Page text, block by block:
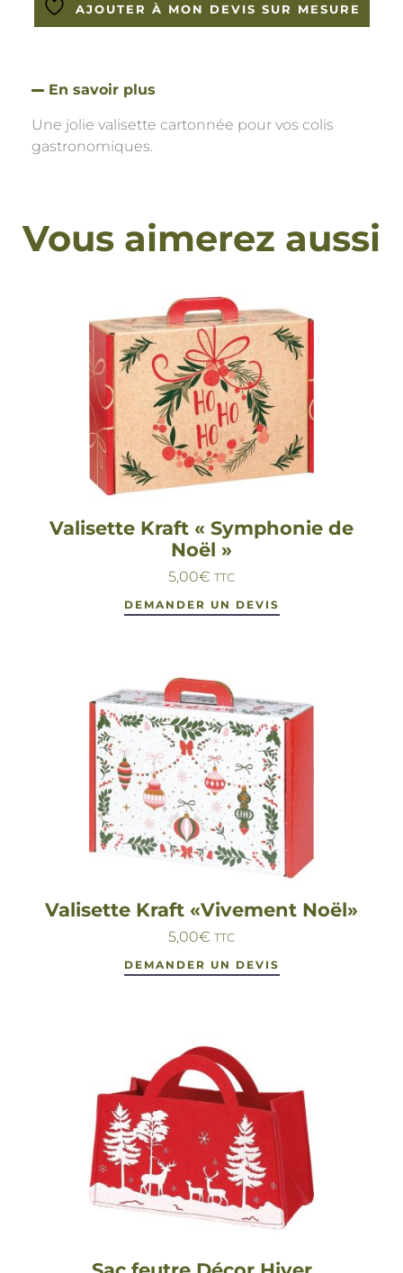
AJOUTER À MON DEVIS SUR MESURE
En savoir plus
Une jolie valisette cartonnée pour vos colis
gastronomiques.
Vous aimerez aussi
Valisette Kraft « Symphonie de
Noël »
5,00€ TTC
DEMANDER UN DEVIS
Valisette Kraft «Vivement Noël»
5,00€ TTC
DEMANDER UN DEVIS